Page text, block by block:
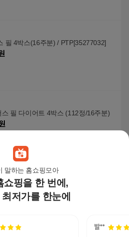
말하는 홈쇼핑모아
쇼핑을 한 번에,
저가를 한눈에
뉴온 시서스 필 4박스(16주분) / PTP[35277032]
스 필 다이어트 4박스 (112정/16주분)
뉴온 시서스 필 6박스(24주분) / PTP[35405570]